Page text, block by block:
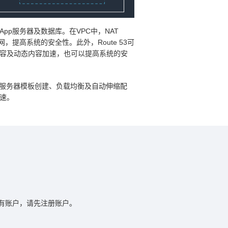
服务器及数据库。在VPC中，NAT
，提高系统的安全性。此外，Route 53可
及动态内容加速，也可以提高系统的安
务器模板创建、负载均衡及自动伸缩配
。
账户，请先注册账户。